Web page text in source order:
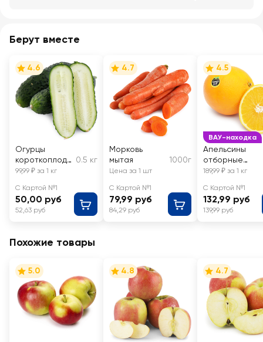
Берут вместе
4.6
Огурцы
короткоплодн
ые грунтовые,
0.5 кг
99,99 ₽ за 1 кг
С Картой №1
50,00 руб
52,63 руб
4.7
Морковь
мытая
1000г
Цена за 1 шт
С Картой №1
79,99 руб
84,29 руб
ВАУ-находка
4.5
Апельсины
отборные
Навел,
189,99 ₽ за 1 кг
С Картой №1
132,99 руб
139,99 руб
Похожие товары
5.0 4.8 4.7